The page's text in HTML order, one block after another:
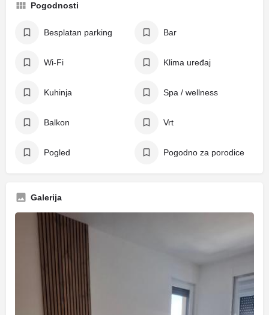
Pogodnosti
Besplatan parking Bar
Wi-Fi Klima uređaj
Kuhinja Spa / wellness
Balkon Vrt
Pogled Pogodno za porodice
Galerija